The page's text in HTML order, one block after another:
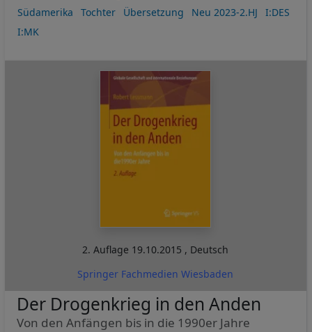
Südamerika
Tochter Übersetzung Neu 2023-2.HJ
I:DES
I:MK
2. Auflage 19.10.2015 , Deutsch
Springer Fachmedien Wiesbaden
Der Drogenkrieg in den Anden
Von den Anfängen bis in die 1990er Jahre